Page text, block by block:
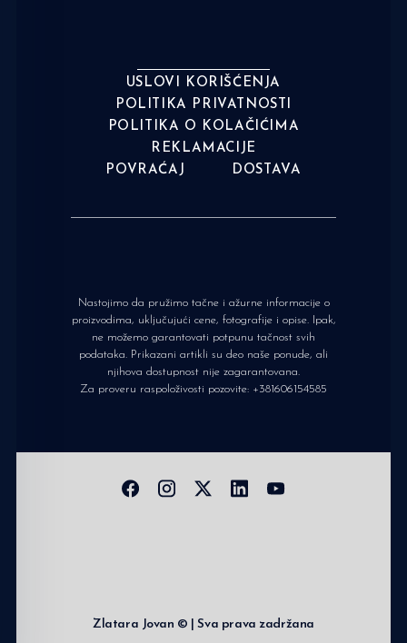
USLOVI KORIŠĆENJA
POLITIKA PRIVATNOSTI
POLITIKA O KOLAČIĆIMA
REKLAMACIJE
POVRAĆAJ
DOSTAVA
Nastojimo da pružimo tačne i ažurne informacije o
proizvodima, uključujući cene, fotografije i opise. Ipak,
ne možemo garantovati potpunu tačnost svih
podataka. Prikazani artikli su deo naše ponude, ali
njihova dostupnost nije zagarantovana.
Za proveru raspoloživosti pozovite: +381606154585
Zlatara Jovan © | Sva prava zadržana